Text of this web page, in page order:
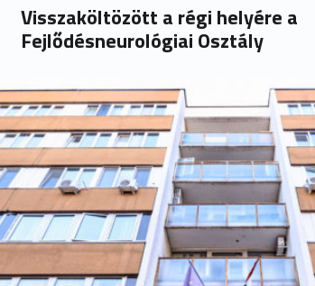
Visszaköltözött a régi helyére a
Fejlődésneurológiai Osztály